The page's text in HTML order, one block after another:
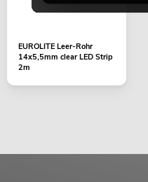
EUROLITE Leer-Rohr
14x5,5mm clear LED Strip
2m